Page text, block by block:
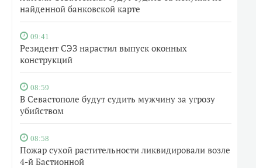
найденной банковской карте
09:41
Резидент СЭЗ нарастил выпуск оконных
конструкций
08:59
В Севастополе будут судить мужчину за угрозу
убийством
08:58
Пожар сухой растительности ликвидировали возле
4-й Бастионной